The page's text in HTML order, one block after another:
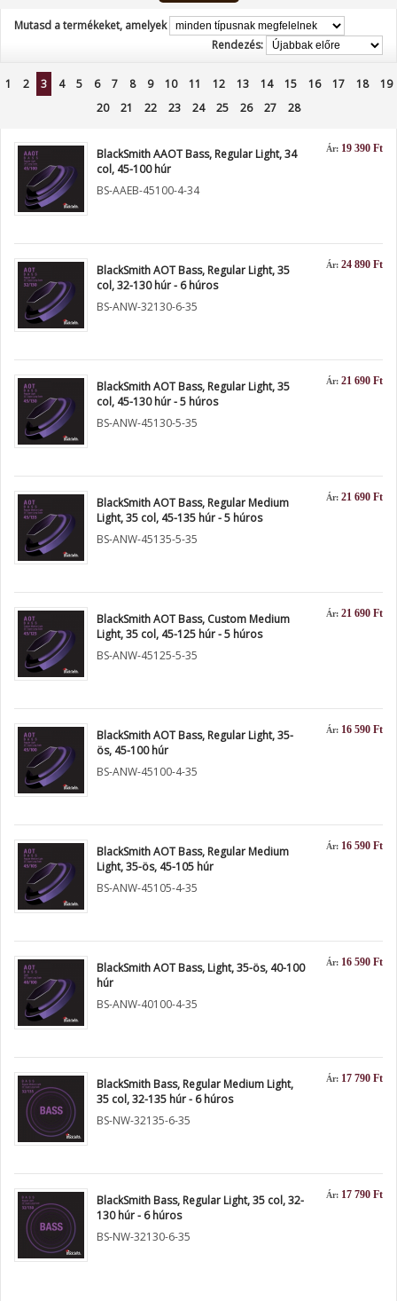
Mutasd a termékeket, amelyek
Rendezés:
1 2 3 4 5 6 7 8 9 10 11 12 13 14 15 16 17 18
19
20
21 22 23 24 25 26 27 28
Ár: 19 390 Ft
BlackSmith AAOT Bass, Regular Light, 34
col, 45-100 húr
BS-AAEB-45100-4-34
Ár: 24 890 Ft
BlackSmith AOT Bass, Regular Light, 35
col, 32-130 húr - 6 húros
BS-ANW-32130-6-35
Ár: 21 690 Ft
BlackSmith AOT Bass, Regular Light, 35
col, 45-130 húr - 5 húros
BS-ANW-45130-5-35
Ár: 21 690 Ft
BlackSmith AOT Bass, Regular Medium
Light, 35 col, 45-135 húr - 5 húros
BS-ANW-45135-5-35
Ár: 21 690 Ft
BlackSmith AOT Bass, Custom Medium
Light, 35 col, 45-125 húr - 5 húros
BS-ANW-45125-5-35
Ár: 16 590 Ft
BlackSmith AOT Bass, Regular Light, 35-
ös, 45-100 húr
BS-ANW-45100-4-35
Ár: 16 590 Ft
BlackSmith AOT Bass, Regular Medium
Light, 35-ös, 45-105 húr
BS-ANW-45105-4-35
Ár: 16 590 Ft
BlackSmith AOT Bass, Light, 35-ös, 40-100
húr
BS-ANW-40100-4-35
Ár: 17 790 Ft
BlackSmith Bass, Regular Medium Light,
35 col, 32-135 húr - 6 húros
BS-NW-32135-6-35
Ár: 17 790 Ft
BlackSmith Bass, Regular Light, 35 col, 32-
130 húr - 6 húros
BS-NW-32130-6-35